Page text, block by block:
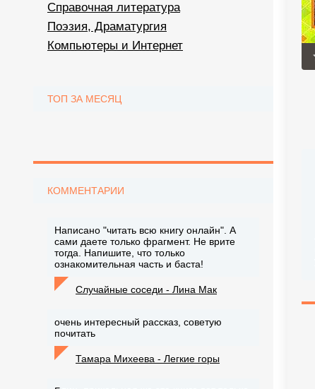
Справочная литература
Поэзия, Драматургия
Компьютеры и Интернет
ТОП ЗА МЕСЯЦ
КОММЕНТАРИИ
Написано "читать всю книгу онлайн". А
сами даете только фрагмент. Не врите
тогда. Напишите, что только
ознакомительная часть и баста!
Случайные соседи - Лина Мак
очень интересный рассказ, советую
почитать
Тамара Михеева - Легкие горы